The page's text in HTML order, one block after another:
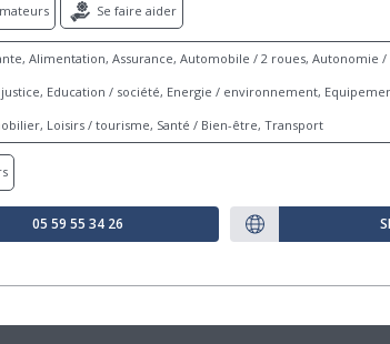
Se faire aider
Alimentation, Assurance, Automobile / 2 roues, Autonomie
Education / société, Energie / environnement,
Loisirs / tourisme, Santé / Bien-être, Transport
05 59 55 34 26